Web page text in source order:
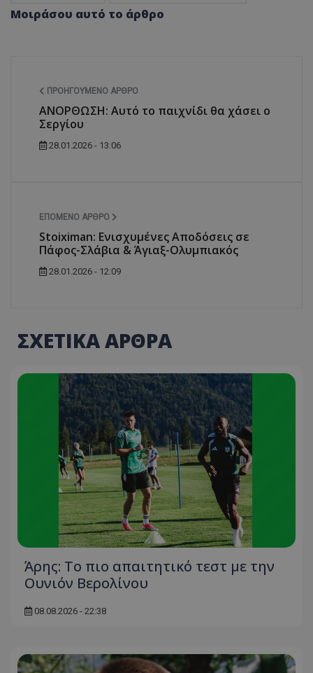
Μοιράσου αυτό το άρθρο
ΠΡΟΗΓΟΎΜΕΝΟ ΆΡΘΡΟ
ΑΝΟΡΘΩΣΗ: Αυτό το παιχνίδι θα χάσει ο
Σεργίου
28.01.2026 - 13:06
ΕΠΌΜΕΝΟ ΆΡΘΡΟ
Stoiximan: Ενισχυμένες Αποδόσεις σε
Πάφος-Σλάβια & Άγιαξ-Ολυμπιακός
28.01.2026 - 12:09
ΣΧΕΤΙΚΑ ΑΡΘΡΑ
Άρης: Το πιο απαιτητικό τεστ με την
Ουνιόν Βερολίνου
08.08.2026 - 22:38